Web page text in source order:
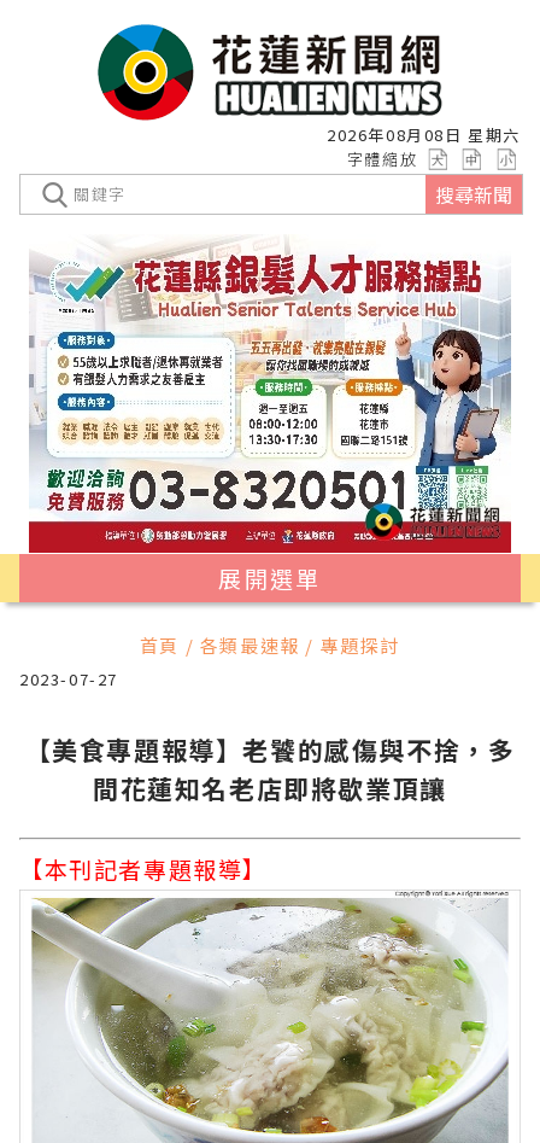
2026年08月08日 星期六
字體縮放
搜尋新聞
展開選單
首頁 / 各類最速報 / 專題探討
2023-07-27
【美食專題報導】老饕的感傷與不捨，多
間花蓮知名老店即將歇業頂讓
【本刊記者專題報導】